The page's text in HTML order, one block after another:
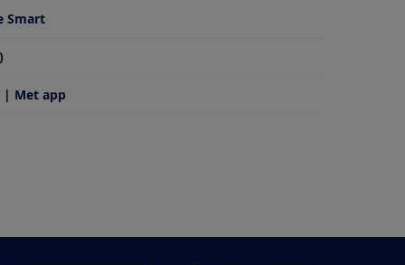
Smart
| Met app